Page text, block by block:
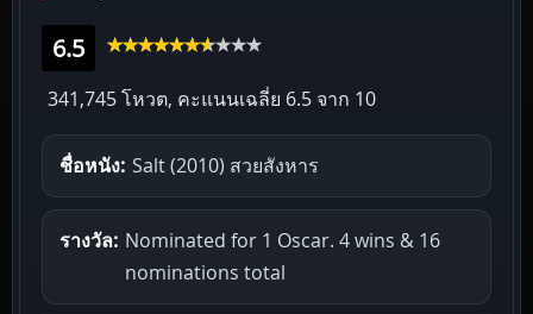
6.5
341,745 โหวต, คะแนนเฉลี่ย 6.5 จาก 10
ชื่อหนัง: Salt (2010) สวยสังหาร
รางวัล: Nominated for 1 Oscar. 4 wins & 16
nominations total